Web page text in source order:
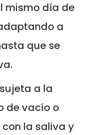
mismo día de
a
que se
a la
de vacío o
la saliva y